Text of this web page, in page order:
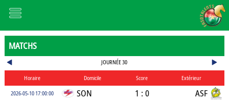
MATCHS
JOURNÉE 30
Horaire Domicile Score
Extérieur
2026-05-10 17:00:00
SON 1 : 0 ASF